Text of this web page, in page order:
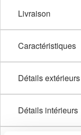
Livraison
Caractéristiques
Détails extérieurs
Détails intérieurs